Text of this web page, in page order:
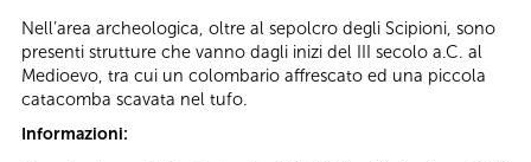
Nell’area archeologica, oltre al sepolcro degli Scipioni, sono
presenti strutture che vanno dagli inizi del III secolo a.C. al
Medioevo, tra cui un colombario affrescato ed una piccola
catacomba scavata nel tufo.
Informazioni: